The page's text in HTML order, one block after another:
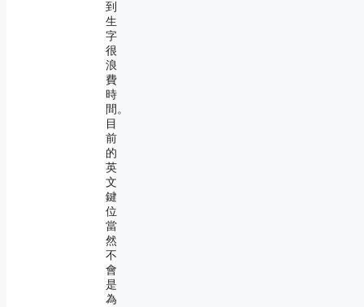
到
生
字
很
浪
費
時
間。
目
前
的
英
文
鍵
位
當
然
不
會
是
為